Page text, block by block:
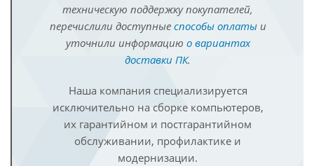
техническую поддержку покупателей,
перечислили доступные способы оплатыи
уточнили информацию о вариантах
доставки ПК.
Наша компания специализируется
исключительно на сборке компьютеров,
их гарантийном и постгарантийном
обслуживании, профилактике и
модернизации.